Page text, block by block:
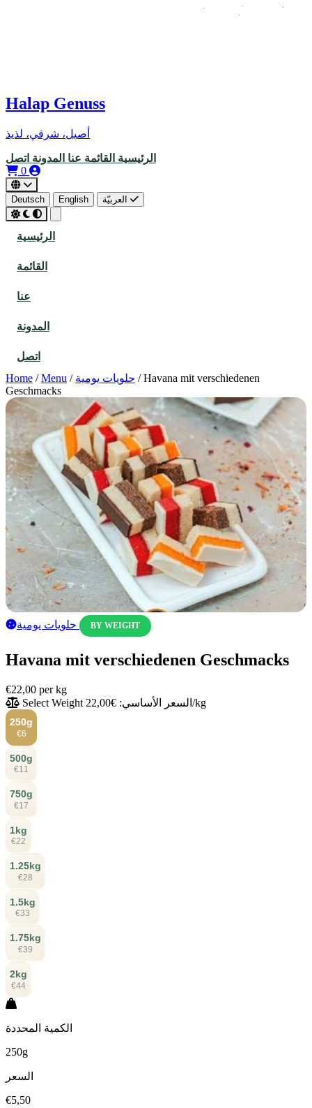
Halap Genuss
أصيل، شرقي، لذيذ
الرئيسية القائمة عنا المدونة اتصل
0
Deutsch English
الرئيسية
القائمة
عنا
المدونة
اتصل
Home / Menu / حلويات يومية / Havana mit verschiedenen
Geschmacks
BY WEIGHT
Havana mit verschiedenen Geschmacks
€22,00 per kg
Select Weight
السعر الأساسي: €22,00/kg
250g
€6
500g
€11
750g
€17
1kg
€22
1.25kg
€28
1.5kg
€33
1.75kg
€39
2kg
€44
الكمية المحددة
250g
السعر
€5,50